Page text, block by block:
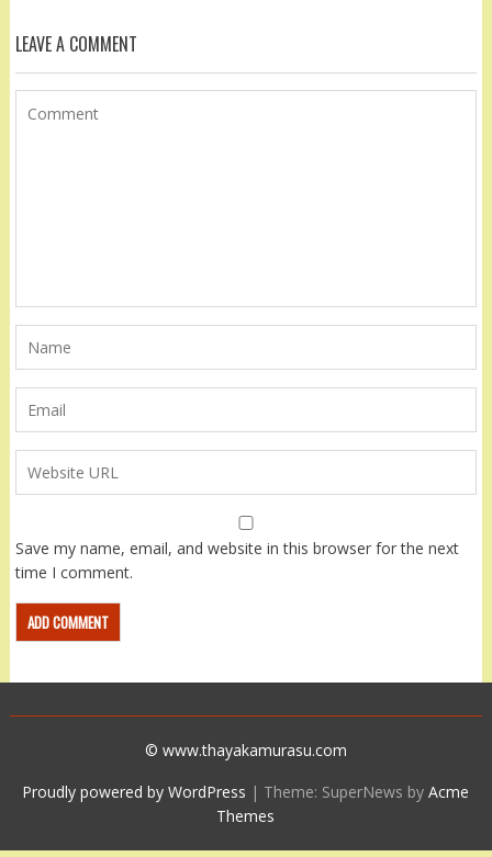
LEAVE A COMMENT
Save my name, email, and website in this browser for the next
time I comment.
© www.thayakamurasu.com
Proudly powered by WordPress | Theme: SuperNews byAcme
Themes